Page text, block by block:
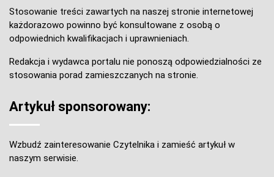
Stosowanie treści zawartych na naszej stronie internetowej
każdorazowo powinno być konsultowane z osobą o
odpowiednich kwalifikacjach i uprawnieniach.
Redakcja i wydawca portalu nie ponoszą odpowiedzialności ze
stosowania porad zamieszczanych na stronie.
Artykuł sponsorowany:
Wzbudź zainteresowanie Czytelnika i zamieść artykuł w
naszym serwisie.